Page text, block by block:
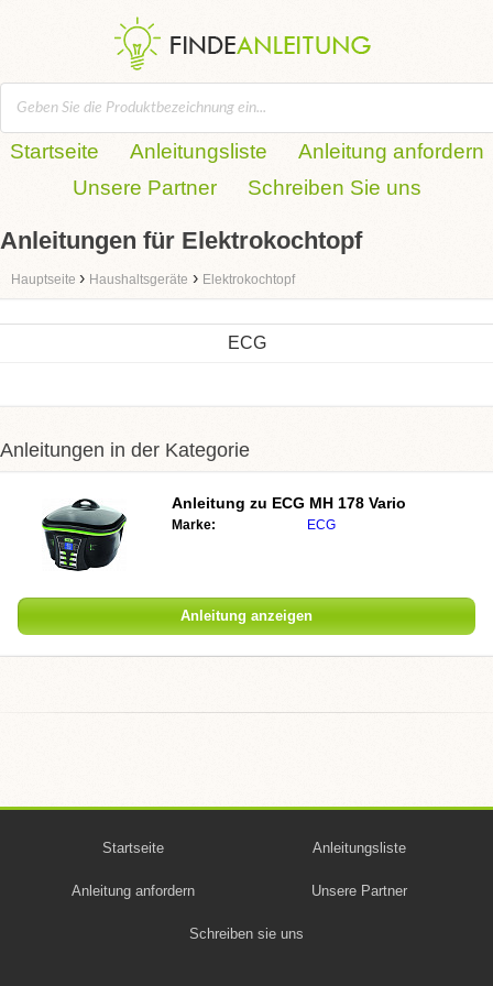
Startseite Anleitungsliste
Anleitung anfordern
Unsere Partner
Schreiben Sie uns
Anleitungen für Elektrokochtopf
Hauptseite › Haushaltsgeräte › Elektrokochtopf
ECG
Anleitungen in der Kategorie
Anleitung zu ECG MH 178 Vario
Marke: ECG
Anleitung anzeigen
Startseite Anleitungsliste
Anleitung anfordern Unsere Partner
Schreiben sie uns